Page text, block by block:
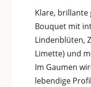
Klare, brillante
Bouquet mit
Lindenblüten,
Limette) und
Im Gaumen
lebendige